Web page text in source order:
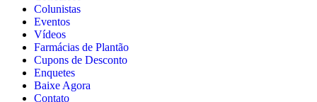
Colunistas
Eventos
Vídeos
Farmácias de Plantão
Cupons de Desconto
Enquetes
Baixe Agora
Contato